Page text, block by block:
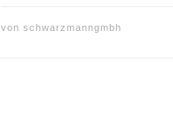
von schwarzmanngmbh